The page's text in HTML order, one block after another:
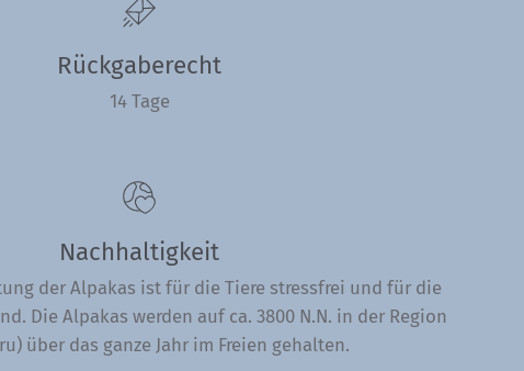
Rückgaberecht
14 Tage
Nachhaltigkeit
der Alpakas ist für die Tiere stressfrei und für die
Die Alpakas werden auf ca. 3800 N.N. in der Region
über das ganze Jahr im Freien gehalten.